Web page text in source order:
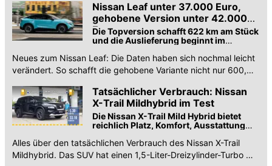
Nissan Leaf unter 37.000 Euro,
gehobene Version unter 42.000
Euro
Die Topversion schafft 622 km am Stück
und die Auslieferung beginnt im
Neues zum Nissan Leaf: Die Daten haben sich nochmal leicht
verändert. So schafft die gehobene Variante nicht nur 600,
Tatsächlicher Verbrauch: Nissan
X-Trail Mildhybrid im Test
Die Nissan X-Trail Mild Hybrid bietet
reichlich Platz, Komfort, Ausstattung
Verbrauch kein Meister.
Alles über den tatsächlichen Verbrauch des Nissan X-Trail
Mildhybrid. Das SUV hat einen 1,5-Liter-Dreizylinder-Turbo mit